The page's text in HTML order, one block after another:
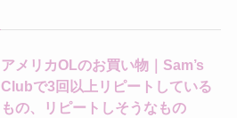
アメリカOLのお買い物｜Sam’s
Clubで3回以上リピートしている
もの、リピートしそうなもの